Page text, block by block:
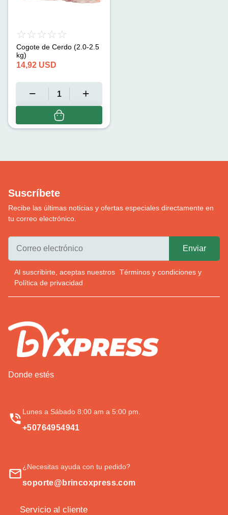
Cogote de Cerdo (2.0-2.5
kg)
14,92 USD
Suscríbete
Recibe las últimas noticias y ofertas especiales directamente en
tu correo electrónico.
Al suscribirte, aceptas nuestros Términos y condiciones y
Política de privacidad
Donde estés
Lunes a Sábado 8:00 am a 5:00 pm.
+50764954941
¿Necesitas ayuda con tu pedido?
soporte@brincoxpress.com
Servicio al cliente